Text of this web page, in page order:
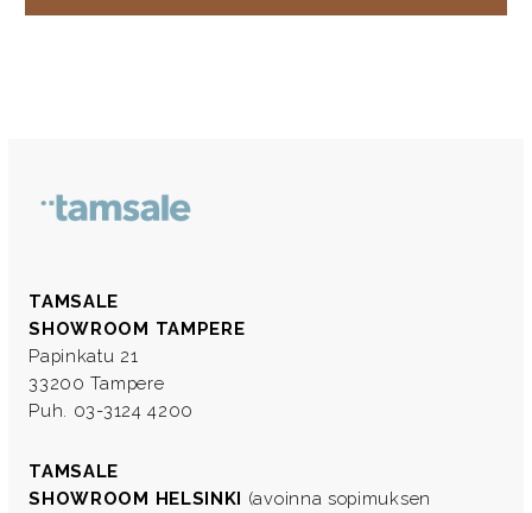
TAMSALE
SHOWROOM TAMPERE
Papinkatu 21
33200 Tampere
Puh. 03-3124 4200
TAMSALE
SHOWROOM HELSINKI (avoinna sopimuksen